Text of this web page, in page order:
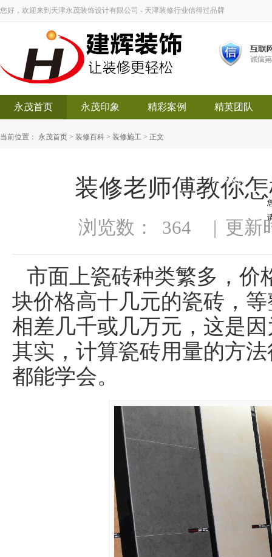
您好，欢迎来到天津永茂装饰设计有限公司 - 天津装修行业信得过品牌
永茂首页 永茂印象 精彩案例 精英团队
当前位置： 永茂首页 > 装修百科 > 装修施工 > 正文
装修老师傅教你
浏览数： 364 | 更新
市面上瓷砖种类繁多，价
块价格高十几元的瓷砖，
相差几千或几万元，这是
其实，计算瓷砖用量的方
都能学会。
永茂装饰